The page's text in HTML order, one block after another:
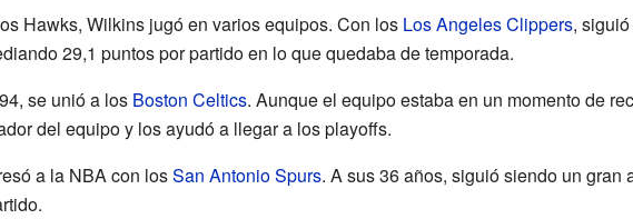
Hawks, Wilkins jugó en varios equipos. Con los Los Angeles Clippers,
29,1 puntos por partido en lo que quedaba de temporada.
se unió a los Boston Celtics. Aunque el equipo estaba en un momento de
del equipo y los ayudó a llegar a los playoffs.
a la NBA con losSan Antonio Spurs. A sus 36 años, siguió siendo un gran